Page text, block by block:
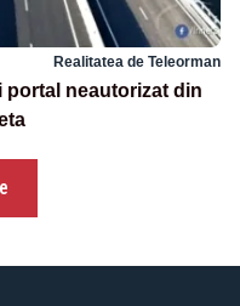
Realitatea de Teleorman
portal neautorizat din